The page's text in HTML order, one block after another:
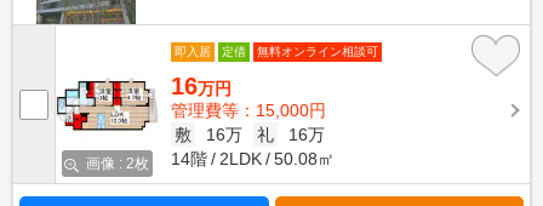
画像 : 2枚
即入居 定借 無料オンライン相談可
16万円
管理費等：15,000円
敷
16万 礼
16万
14階
2LDK 50.08㎡